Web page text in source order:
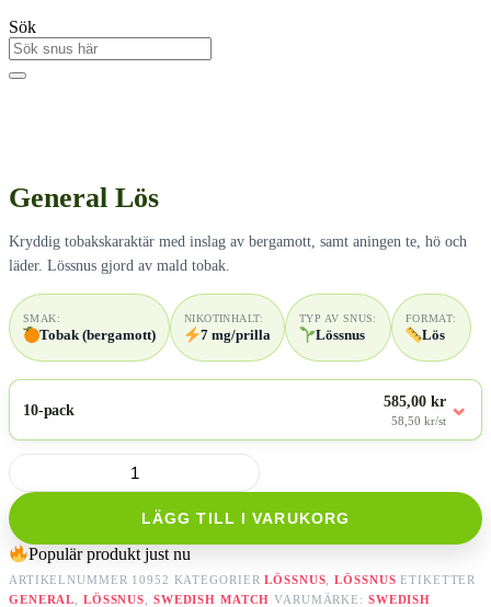
Sök
General Lös
Kryddig tobakskaraktär med inslag av bergamott, samt aningen te, hö och
läder. Lössnus gjord av mald tobak.
SMAK:
Tobak (bergamott)
NIKOTINHALT:
7 mg/prilla
TYP AV SNUS:
Lössnus
FORMAT:
Lös
10-pack
585,00 kr
58,50 kr/st ⌄
General
Lös
mängd
LÄGG TILL I VARUKORG
Populär produkt just nu
ARTIKELNUMMER 10952 KATEGORIER LÖSSNUS ,LÖSSNUS ETIKETTER
GENERAL
LÖSSNUS SWEDISH MATCH VARUMÄRKE: SWEDISH